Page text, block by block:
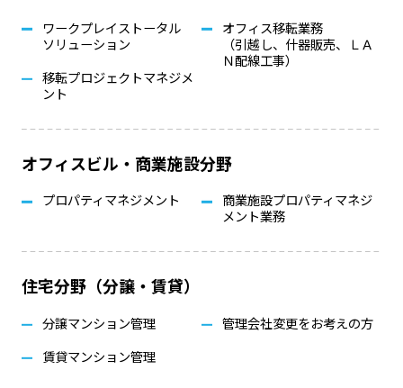
ワークプレイストータル
ソリューション
移転プロジェクトマネジメ
ント
オフィス移転業務
（引越し、什器販売、ＬＡ
Ｎ配線工事）
オフィスビル・商業施設分野
プロパティマネジメント
商業施設プロパティマネジ
メント業務
住宅分野（分譲・賃貸）
分譲マンション管理
賃貸マンション管理
管理会社変更をお考えの方